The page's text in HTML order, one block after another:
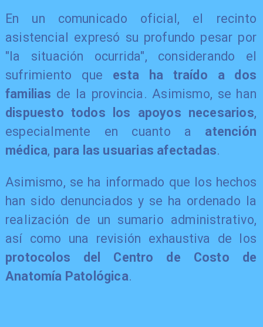
En un comunicado oficial, el recinto
asistencial expresó su profundo pesar por
"la situación ocurrida", considerando el
sufrimiento que esta ha traído a dos
familias de la provincia. Asimismo, se han
dispuesto todos los apoyos necesarios,
especialmente en cuanto a atención
médica, para las usuarias afectadas.
Asimismo, se ha informado que los hechos
han sido denunciados y se ha ordenado la
realización de un sumario administrativo,
así como una revisión exhaustiva de los
protocolos del Centro de Costo de
Anatomía Patológica.